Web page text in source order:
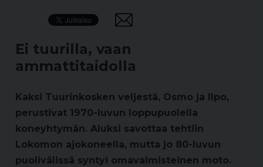
Ei tuurilla, vaan
ammattitaidolla
Kaksi Tuurinkosken veljestä, Osmo ja Ilpo,
perustivat 1970-luvun loppupuolella
koneyhtymän. Aluksi savottaa tehtiin
Lokomon ajokoneella, mutta jo 80-luvun
puolivälissä syntyi omavalmisteinen moto.